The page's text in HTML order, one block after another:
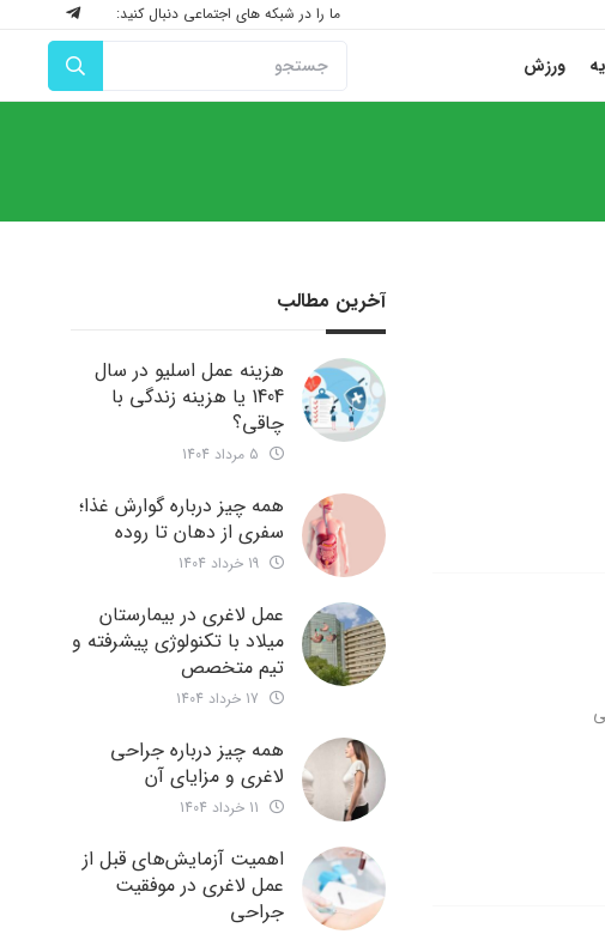
ما را در شبکه های اجتماعی دنبال کنید:
ورزش
می
آخرین مطالب
هزینه عمل اسلیو در سال
1404 یا هزینه زندگی با
چاقی؟
همه چیز درباره گوارش غذا؛
سفری از دهان تا روده
عمل لاغری در بیمارستان
میلاد با تکنولوژی پیشرفته و
تیم متخصص
همه چیز درباره جراحی
لاغری و مزایای آن
اهمیت آزمایش‌های قبل از
عمل لاغری در موفقیت
جراحی